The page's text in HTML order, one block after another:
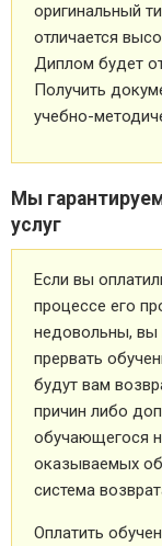
оригинальный
отличается
Диплом будет
Получить
учебно-
Мы
услуг
Если вы
процессе его
недовольны, вы
прервать
будут вам
причин либо
обучающегося
оказываемых
система
Оплатить